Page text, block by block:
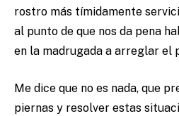
rostro más tímidamente
al punto de que nos da pena
en la madrugada a arreglar el
Me dice que no es nada, que
piernas y resolver estas